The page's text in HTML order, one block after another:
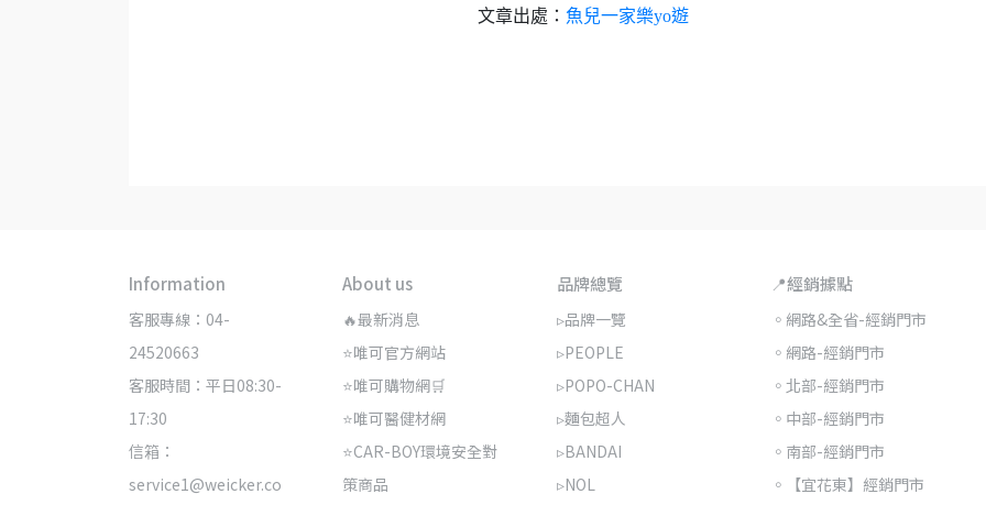
文章出處： 魚兒一家樂yo遊
Information
客服專線：04-
24520663
客服時間：平日08:30-
17:30
信箱：
service1@weicker.co
About us
🔥最新消息
⭐唯可官方網站
⭐唯可購物網🛒
⭐唯可醫健材網
⭐CAR-BOY環境安全對
策商品
品牌總覽
▹品牌一覽
▹PEOPLE
▹POPO-CHAN
▹麵包超人
▹BANDAI
▹NOL
📍經銷據點
◦網路&全省-經銷門市
◦網路-經銷門市
◦北部-經銷門市
◦中部-經銷門市
◦南部-經銷門市
◦【宜花東】經銷門市